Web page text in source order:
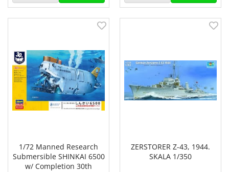
1/72 Manned Research
Submersible SHINKAI 6500
w/ Completion 30th
ZERSTORER Z-43, 1944.
SKALA 1/350